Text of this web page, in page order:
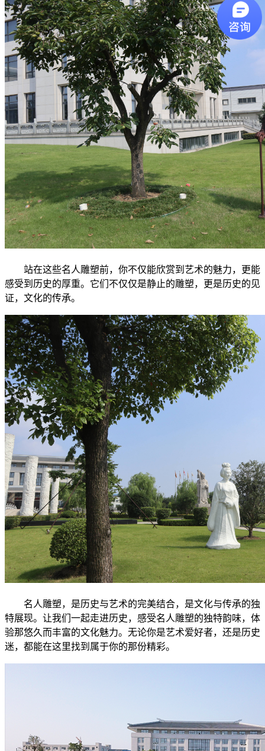
站在这些名人雕塑前，你不仅能欣赏到艺术的魅力，更能
感受到历史的厚重。它们不仅仅是静止的雕塑，更是历史的见
证，文化的传承。
名人雕塑，是历史与艺术的完美结合，是文化与传承的独
特展现。让我们一起走进历史，感受名人雕塑的独特韵味，体
验那悠久而丰富的文化魅力。无论你是艺术爱好者，还是历史
迷，都能在这里找到属于你的那份精彩。